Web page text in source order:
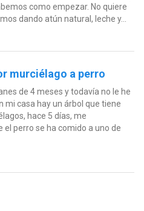
como empezar. No quiere
dando atún natural, leche y...
murciélago a perro
de 4 meses y todavía no le he
mi casa hay un árbol que tiene
hace 5 días, me
perro se ha comido a uno de